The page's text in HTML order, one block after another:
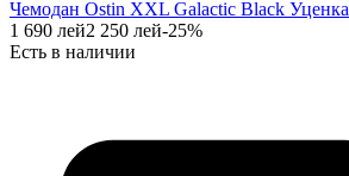
Чемодан Ostin XXL Galactic Black Уценка
1 690 лей2 250 лей-25%
Есть в наличии